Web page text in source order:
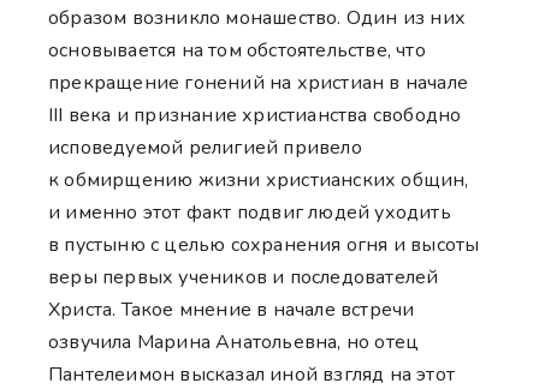
образом возникло монашество. Один из них
основывается на том обстоятельстве, что
прекращение гонений на христиан в начале
III века и признание христианства свободно
исповедуемой религией привело
к обмирщению жизни христианских общин,
и именно этот факт подвиг людей уходить
в пустыню с целью сохранения огня и высоты
веры первых учеников и последователей
Христа. Такое мнение в начале встречи
озвучила Марина Анатольевна, но отец
Пантелеимон высказал иной взгляд на этот